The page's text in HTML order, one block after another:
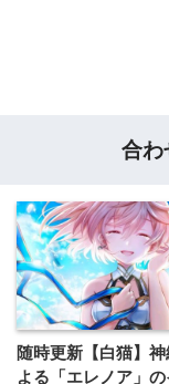
合わ
随時更新【白猫】
よる「エレノア」の